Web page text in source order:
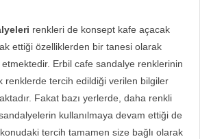
renkleri de konsept kafe açacak
ettiği özelliklerden bir tanesi olarak
Erbil cafe sandalye renklerinin
renklerde tercih edildiği verilen bilgiler
Fakat bazı yerlerde, daha renkli
kullanılmaya devam ettiği de
tercih tamamen size bağlı olarak